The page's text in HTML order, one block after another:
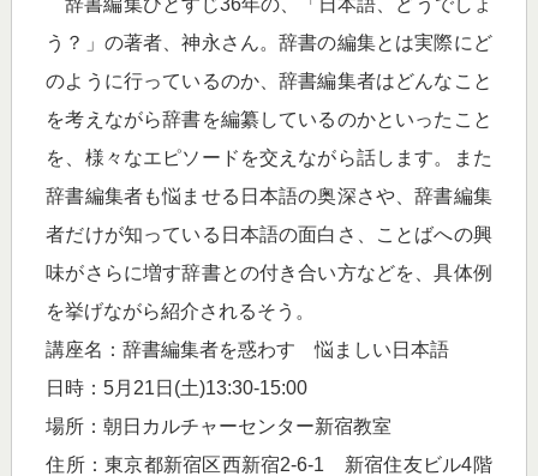
辞書編集ひとすじ36年の、「日本語、どうでしょ
う？」の著者、神永さん。辞書の編集とは実際にど
のように行っているのか、辞書編集者はどんなこと
を考えながら辞書を編纂しているのかといったこと
を、様々なエピソードを交えながら話します。また
辞書編集者も悩ませる日本語の奥深さや、辞書編集
者だけが知っている日本語の面白さ、ことばへの興
味がさらに増す辞書との付き合い方などを、具体例
を挙げながら紹介されるそう。
講座名：辞書編集者を惑わす 悩ましい日本語
日時：5月21日(土)13:30-15:00
場所：朝日カルチャーセンター新宿教室
住所：東京都新宿区西新宿2-6-1 新宿住友ビル4階